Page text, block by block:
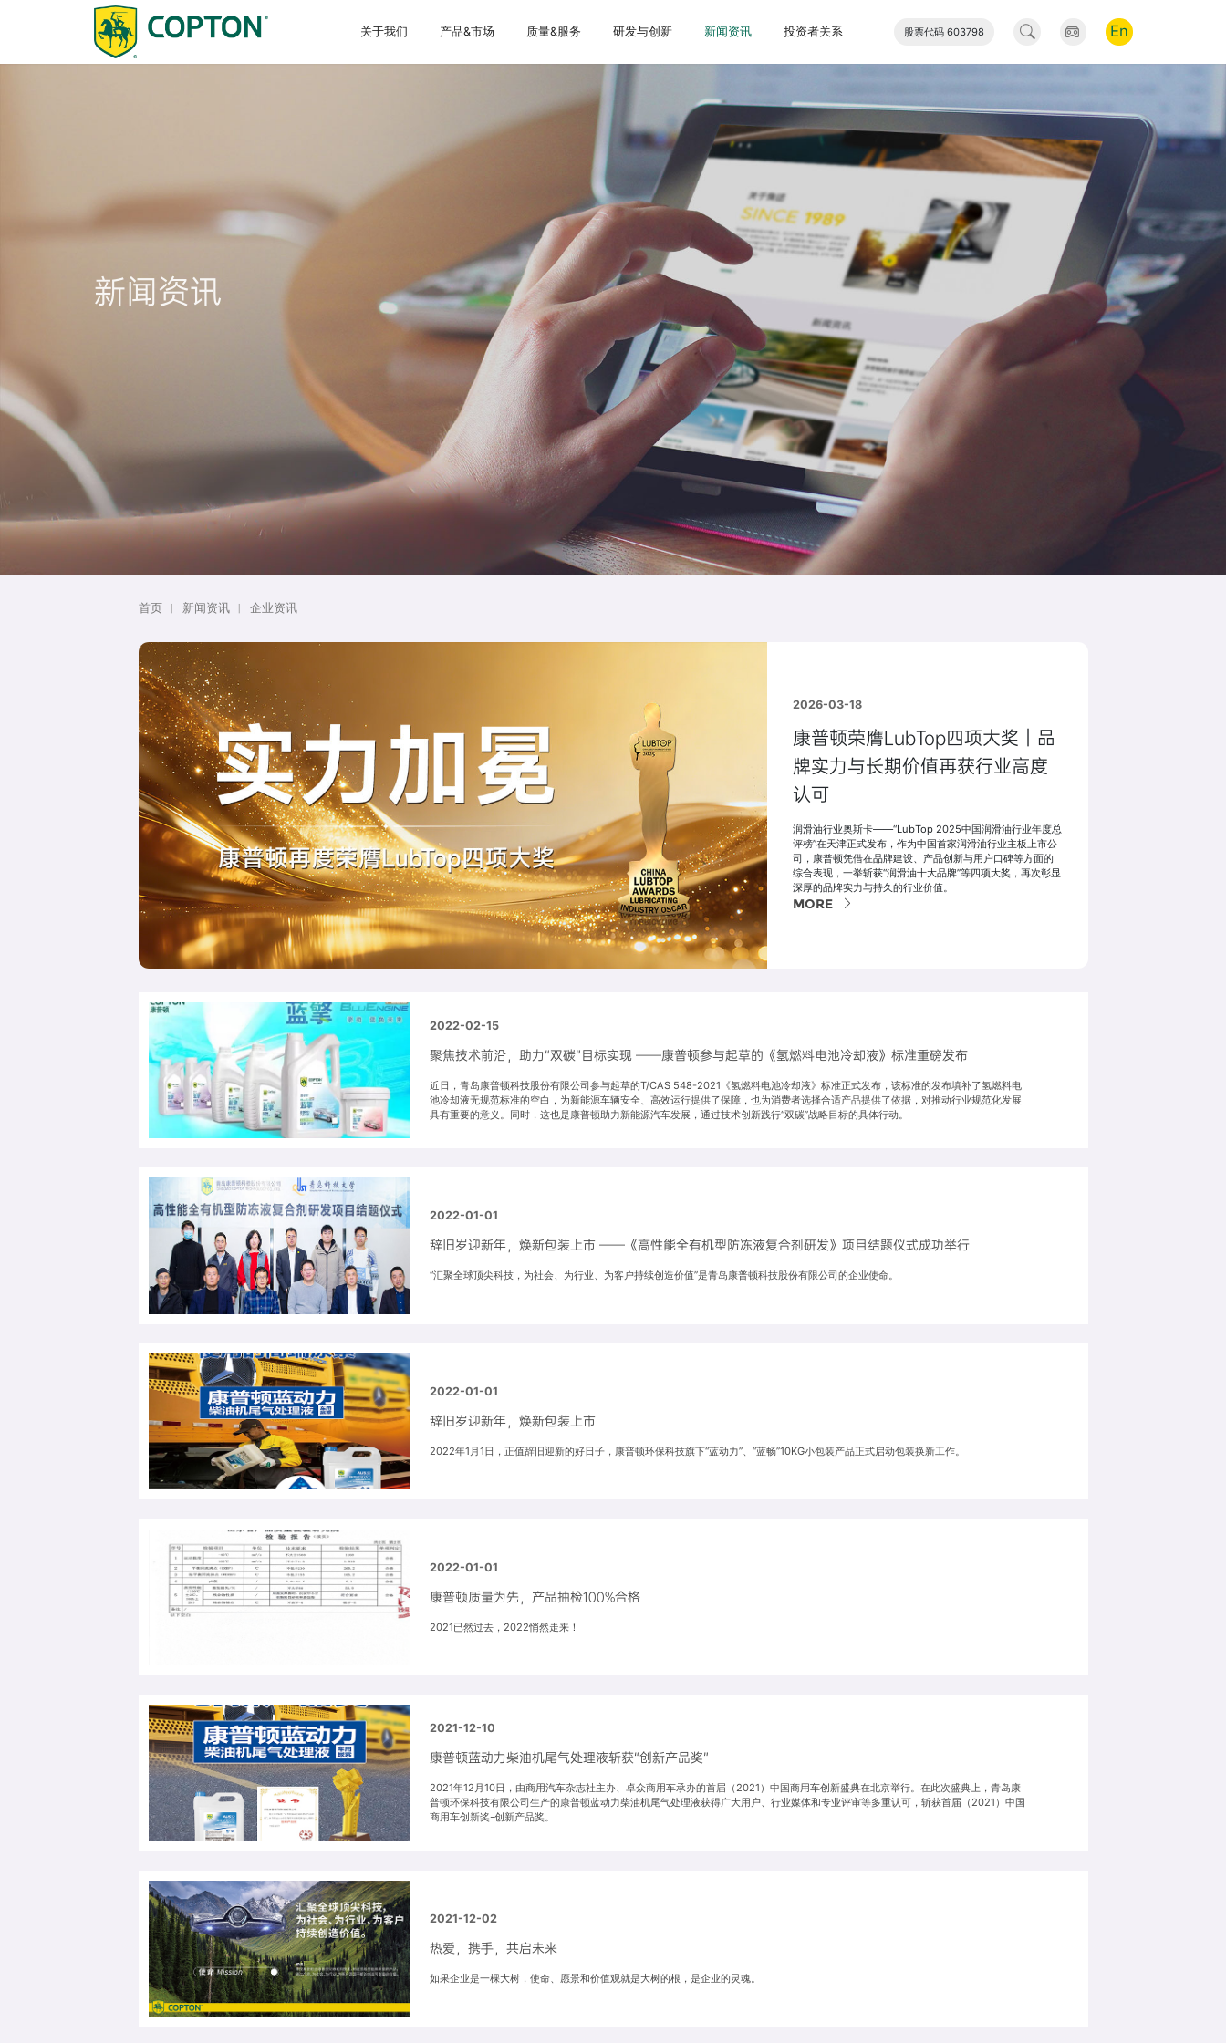
关于我们
诚聘英才
关于我们
荣誉资质
权属公司
产品&市场
工程机械 船舶 农业机械 新能源 网上商城
质量&服务
防伪验证
研发与创新
专业团队 体系建设 4.0智慧工厂
新闻资讯 投资者关系 股票代码 603798 En
新闻资讯
首页 新闻资讯 企业资讯
2026-03-18
康普顿荣膺LubTop四项大奖｜品
牌实力与长期价值再获行业高度
认可
润滑油行业奥斯卡——“LubTop 2025中国润滑油行业年度总
评榜”在天津正式发布，作为中国首家润滑油行业主板上市公
司，康普顿凭借在品牌建设、产品创新与用户口碑等方面的
综合表现，一举斩获“润滑油十大品牌”等四项大奖，再次彰显
深厚的品牌实力与持久的行业价值。
MORE
2022-02-15
聚焦技术前沿，助力“双碳”目标实现 ——康普顿参与起草的《氢燃料电池冷却液》标准重磅发布
近日，青岛康普顿科技股份有限公司参与起草的T/CAS 548-2021《氢燃料电池冷却液》标准正式发布，该标准的发布填补了氢燃料电
池冷却液无规范标准的空白，为新能源车辆安全、高效运行提供了保障，也为消费者选择合适产品提供了依据，对推动行业规范化发展
具有重要的意义。同时，这也是康普顿助力新能源汽车发展，通过技术创新践行“双碳”战略目标的具体行动。
2022-01-01
辞旧岁迎新年，焕新包装上市 ——《高性能全有机型防冻液复合剂研发》项目结题仪式成功举行
“汇聚全球顶尖科技，为社会、为行业、为客户持续创造价值”是青岛康普顿科技股份有限公司的企业使命。
2022-01-01
辞旧岁迎新年，焕新包装上市
2022年1月1日，正值辞旧迎新的好日子，康普顿环保科技旗下“蓝动力”、“蓝畅”10KG小包装产品正式启动包装换新工作。
2022-01-01
康普顿质量为先，产品抽检100%合格
2021已然过去，2022悄然走来！
2021-12-10
康普顿蓝动力柴油机尾气处理液斩获“创新产品奖”
2021年12月10日，由商用汽车杂志社主办、卓众商用车承办的首届（2021）中国商用车创新盛典在北京举行。在此次盛典上，青岛康
普顿环保科技有限公司生产的康普顿蓝动力柴油机尾气处理液获得广大用户、行业媒体和专业评审等多重认可，斩获首届（2021）中国
商用车创新奖-创新产品奖。
2021-12-02
热爱，携⼿，共启未来
如果企业是⼀棵⼤树，使命、愿景和价值观就是⼤树的根，是企业的灵魂。